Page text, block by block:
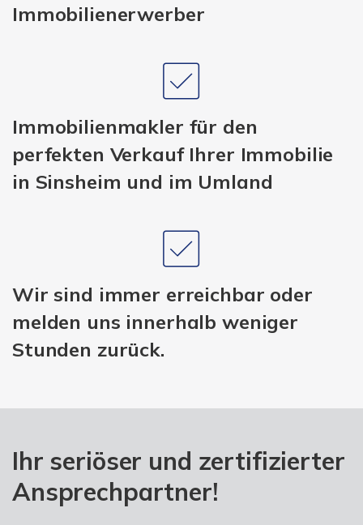
Immobilienerwerber
Immobilienmakler für den
perfekten Verkauf Ihrer Immobilie
in Sinsheim und im Umland
Wir sind immer erreichbar oder
melden uns innerhalb weniger
Stunden zurück.
Ihr seriöser und zertifizierter
Ansprechpartner!